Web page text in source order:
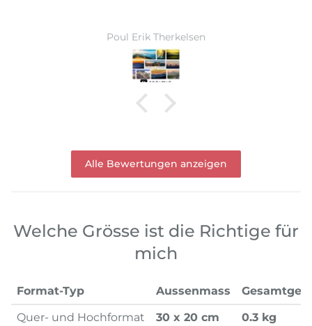
Ward Monballiu
Alle Bewertungen anzeigen
Welche Grösse ist die Richtige für
mich
Format-Typ Aussenmass
Quer- und Hochformat
30 x 20 cm
0.3 kg